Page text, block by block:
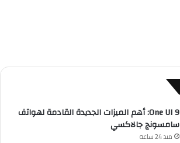
One UI 9: أهم الميزات الجديدة القادمة لهواتف
سامسونج جالاكسي
منذ 24 ساعة